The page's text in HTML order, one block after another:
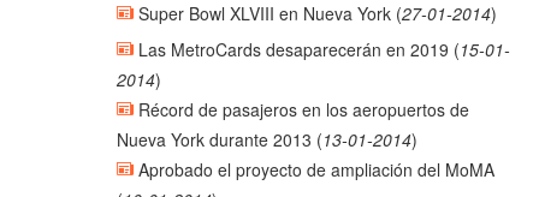
Super Bowl XLVIII en Nueva York(27-01-2014)
Las MetroCards desaparecerán en 2019 (15-01-
2014)
Récord de pasajeros en los aeropuertos de
Nueva York durante 2013 (13-01-2014)
Aprobado el proyecto de ampliación del MoMA